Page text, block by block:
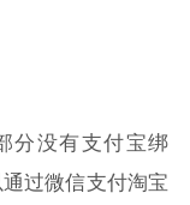
分没有支付宝绑
过微信支付淘宝